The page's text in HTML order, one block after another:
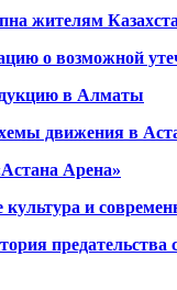
жителям
о возможной
в Алматы
движения в
Арена»
и
предательства